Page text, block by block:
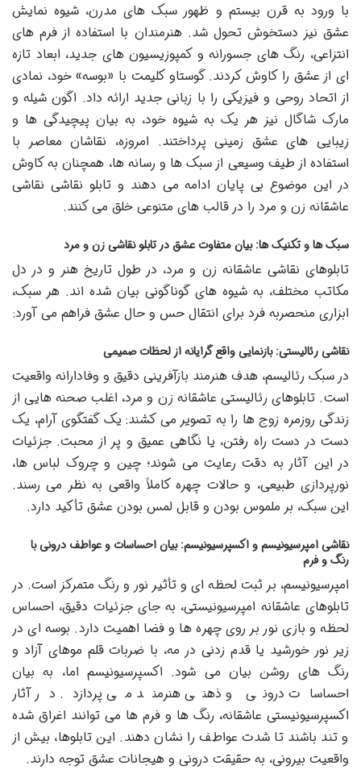
با ورود به قرن بیستم و ظهور سبک های مدرن، شیوه نمایش
عشق نیز دستخوش تحول شد. هنرمندان با استفاده از فرم های
انتزاعی، رنگ های جسورانه و کمپوزیسیون های جدید، ابعاد تازه
ای از عشق را کاوش کردند. گوستاو کلیمت با «بوسه» خود، نمادی
از اتحاد روحی و فیزیکی را با زبانی جدید ارائه داد. اگون شیله و
مارک شاگال نیز هر یک به شیوه خود، به بیان پیچیدگی ها و
زیبایی های عشق زمینی پرداختند. امروزه، نقاشان معاصر با
استفاده از طیف وسیعی از سبک ها و رسانه ها، همچنان به کاوش
در این موضوع بی پایان ادامه می دهند و تابلو نقاشی نقاشی
عاشقانه زن و مرد را در قالب های متنوعی خلق می کنند.
سبک ها و تکنیک ها: بیان متفاوت عشق در تابلو نقاشی زن و مرد
تابلوهای نقاشی عاشقانه زن و مرد، در طول تاریخ هنر و در دل
مکاتب مختلف، به شیوه های گوناگونی بیان شده اند. هر سبک،
ابزاری منحصربه فرد برای انتقال حس و حال عشق فراهم می آورد:
نقاشی رئالیستی: بازنمایی واقع گرایانه از لحظات صمیمی
در سبک رئالیسم، هدف هنرمند بازآفرینی دقیق و وفادارانه واقعیت
است. تابلوهای رئالیستی عاشقانه زن و مرد، اغلب صحنه هایی از
زندگی روزمره زوج ها را به تصویر می کشند: یک گفتگوی آرام، یک
دست در دست راه رفتن، یا نگاهی عمیق و پر از محبت. جزئیات
در این آثار به دقت رعایت می شوند؛ چین و چروک لباس ها،
نورپردازی طبیعی، و حالات چهره کاملاً واقعی به نظر می رسند.
این سبک، بر ملموس بودن و قابل لمس بودن عشق تأکید دارد.
نقاشی امپرسیونیسم و اکسپرسیونیسم: بیان احساسات و عواطف درونی با
رنگ و فرم
امپرسیونیسم، بر ثبت لحظه ای و تأثیر نور و رنگ متمرکز است. در
تابلوهای عاشقانه امپرسیونیستی، به جای جزئیات دقیق، احساس
لحظه و بازی نور بر روی چهره ها و فضا اهمیت دارد. بوسه ای در
زیر نور خورشید یا قدم زدنی در مه، با ضربات قلم موهای آزاد و
رنگ های روشن بیان می شود. اکسپرسیونیسم اما، به بیان
احساسات درونی و ذهنی هنرمند می پردازد. در آثار
اکسپرسیونیستی عاشقانه، رنگ ها و فرم ها می توانند اغراق شده
و تند باشند تا شدت عواطف را نشان دهند. این تابلوها، بیش از
واقعیت بیرونی، به حقیقت درونی و هیجانات عشق توجه دارند.